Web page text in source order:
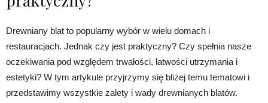
Drewniany blat to popularny wybór w wielu domach i
restauracjach. Jednak czy jest praktyczny? Czy spełnia nasze
oczekiwania pod względem trwałości, łatwości utrzymania i
estetyki? W tym artykule przyjrzymy się bliżej temu tematowi i
przedstawimy wszystkie zalety i wady drewnianych blatów.